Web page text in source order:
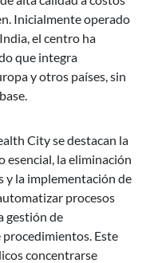
Inicialmente operado
el centro ha
que integra
y otros países, sin
City se destacan la
esencial, la eliminación
la implementación de
procesos
gestión de
Este
concentrarse